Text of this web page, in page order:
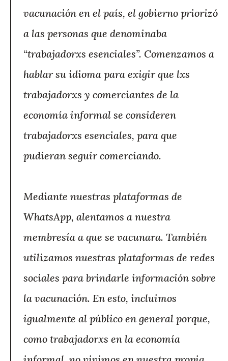
vacunación en el país, el gobierno priorizó
a las personas que denominaba
“trabajadorxs esenciales”. Comenzamos a
hablar su idioma para exigir que lxs
trabajadorxs y comerciantes de la
economía informal se consideren
trabajadorxs esenciales, para que
pudieran seguir comerciando.
Mediante nuestras plataformas de
WhatsApp, alentamos a nuestra
membresía a que se vacunara. También
utilizamos nuestras plataformas de redes
sociales para brindarle información sobre
la vacunación. En esto, incluimos
igualmente al público en general porque,
como trabajadorxs en la economía